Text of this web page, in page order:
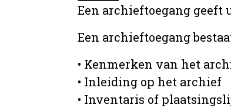
Een archieftoegang geeft
Een archieftoegang
• Kenmerken van het
• Inleiding op het archief
• Inventaris of